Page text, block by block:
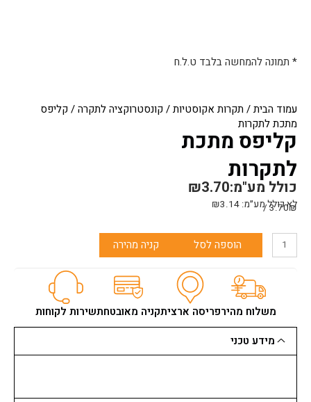
עמוד הבית/ תקרות אקוסטיות/ קונסטרוקציה לתקרה/ קליפס
מתכת לתקרות
קליפס מתכת
לתקרות
₪3.70כולל מע"מ:
לא כולל מע״מ: ₪3.14
3.70₪ /
כמות
הוספה לסל קניה מהירה
משלוח מהירפריסה ארציתקניה מאובטחתשירות לקוחות
מידע טכני
* תמונה להמחשה בלבד ט.ל.ח